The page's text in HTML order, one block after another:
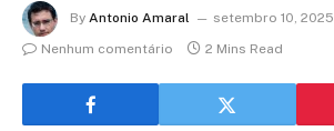
By Antonio Amaral
setembro 10, 2025
Nenhum comentário
2 Mins Read